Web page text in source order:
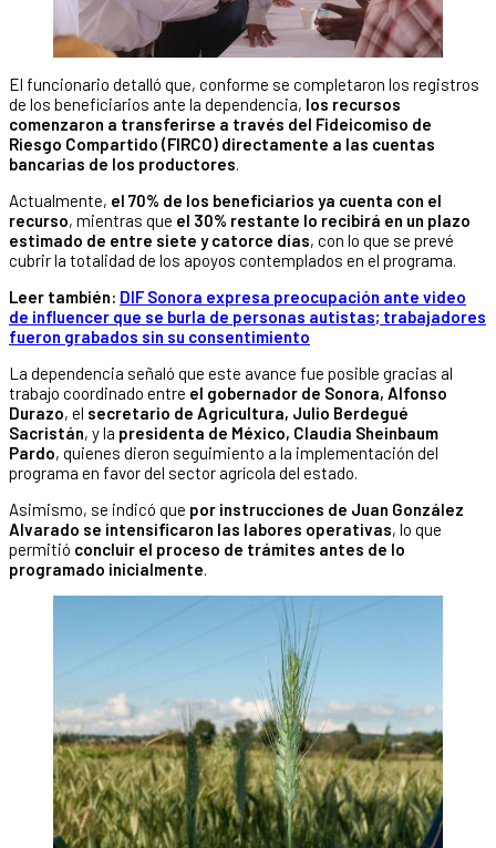
El funcionario detalló que, conforme se completaron los registros
de los beneficiarios ante la dependencia, los recursos
comenzaron a transferirse a través del Fideicomiso de
Riesgo Compartido (FIRCO) directamente a las cuentas
bancarias de los productores
Actualmente, el 70% de los beneficiarios ya cuenta con el
recurso, mientras que el 30% restante lo recibirá en un plazo
estimado de entre siete y catorce días, con lo que se prevé
cubrir la totalidad de los apoyos contemplados en el programa.
Leer también: DIF Sonora expresa preocupación ante video
de influencer que se burla de personas autistas; trabajadores
fueron grabados sin su consentimiento
La dependencia señaló que este avance fue posible gracias al
trabajo coordinado entre el gobernador de Sonora, Alfonso
Durazo, el secretario de Agricultura, Julio Berdegué
Sacristán, y la presidenta de México, Claudia Sheinbaum
Pardo, quienes dieron seguimiento a la implementación del
programa en favor del sector agrícola del estado.
Asimismo, se indicó que por instrucciones de Juan González
Alvarado se intensificaron las labores operativas, lo que
permitió concluir el proceso de trámites antes de lo
programado inicialmente